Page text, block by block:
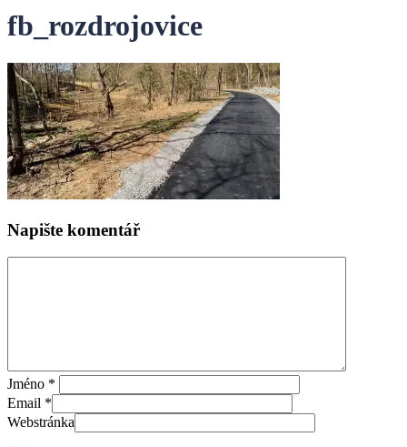
fb_rozdrojovice
Napište komentář
Jméno *
Email *
Webstránka